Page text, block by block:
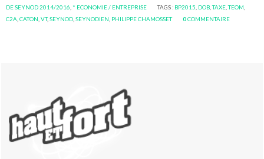
DE SEYNOD 2014/2016 * ECONOMIE / ENTREPRISE TAGS : BP2015 DOB ,TAXE ,TEOM
C2A ,CATON ,VT,SEYNOD ,SEYNODIEN PHILIPPE CHAMOSSET 0COMMENTAIRE